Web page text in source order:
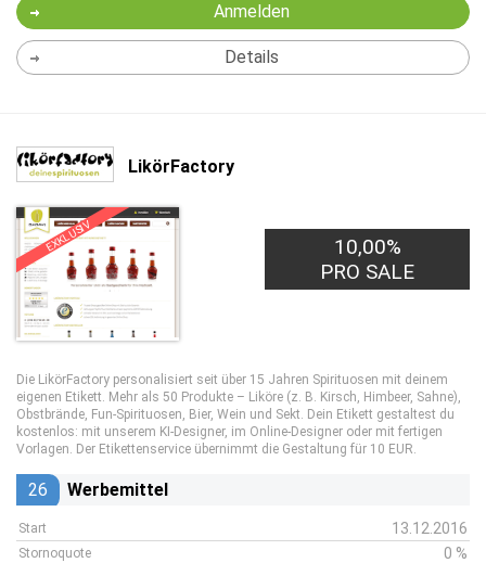
Anmelden
Details
LikörFactory
EXKLUSIV
10,00%
PRO SALE
Die LikörFactory personalisiert seit über 15 Jahren Spirituosen mit deinem
eigenen Etikett. Mehr als 50 Produkte – Liköre (z. B. Kirsch, Himbeer, Sahne),
Obstbrände, Fun-Spirituosen, Bier, Wein und Sekt. Dein Etikett gestaltest du
kostenlos: mit unserem KI-Designer, im Online-Designer oder mit fertigen
Vorlagen. Der Etikettenservice übernimmt die Gestaltung für 10 EUR.
26 Werbemittel
Start 13.12.2016
Stornoquote 0 %